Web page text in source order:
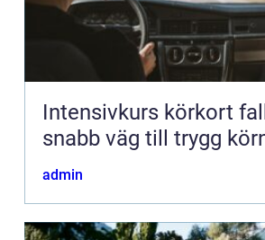
Intensivkurs körkort
snabb väg till trygg
admin